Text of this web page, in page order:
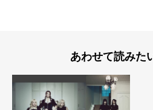
あわせて読みた